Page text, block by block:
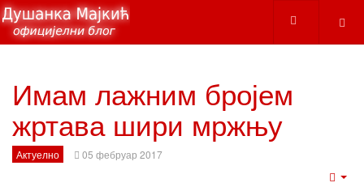
Имам лажним бројем
жртава шири мржњу
Актуелно 05 фебруар 2017